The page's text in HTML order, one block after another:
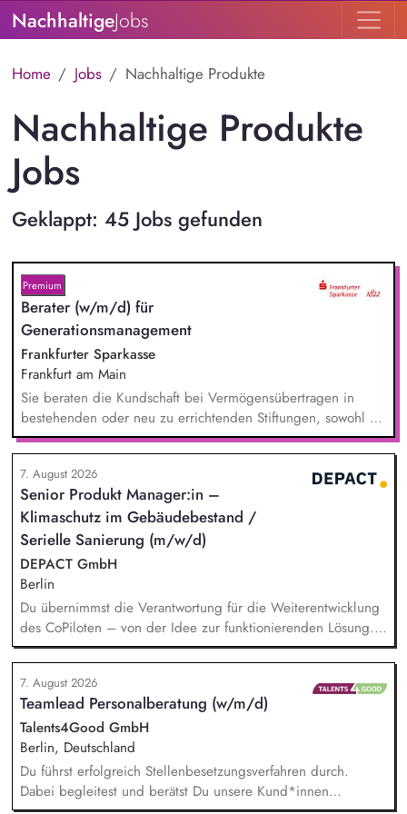
NachhaltigeJobs
Home Jobs Nachhaltige Produkte
Nachhaltige Produkte
Jobs
Geklappt: 45 Jobs gefunden
Premium
Berater (w/m/d) für
Generationsmanagement
Frankfurter Sparkasse
Frankfurt am Main
Sie beraten die Kundschaft bei Vermögensübertragen in
bestehenden oder neu zu errichtenden Stiftungen, sowohl zu
Lebzeiten als auch im Rahmen der Nachlassplanung. Sie
übernehmen eigenverantwortlich alle relevanten Aufgaben
bei der Testamentsvollstreckung und Nachlassverwaltung. Sie
wirken aktiv an Werbemaßnahmen im Stiftungs- und
Nachlassmanagement mit, auch in kreativer Hinsicht.
7. August 2026
Senior Produkt Manager:in –
Klimaschutz im Gebäudebestand /
Serielle Sanierung (m/w/d)
DEPACT GmbH
Berlin
Du übernimmst die Verantwortung für die Weiterentwicklung
des CoPiloten – von der Idee zur funktionierenden Lösung.
Im Zentrum stehen die Umsetzung und Implementierung: Du
verstehst die zugrunde liegenden Prozesse, optimierst sie,
und entwickelst daraus unser Produkt weiter, zusammen mit
unseren Partnern der Branche.
7. August 2026
Teamlead Personalberatung (w/m/d)
Talents4Good GmbH
Berlin, Deutschland
Du führst erfolgreich Stellenbesetzungsverfahren durch.
Dabei begleitest und berätst Du unsere Kund*innen